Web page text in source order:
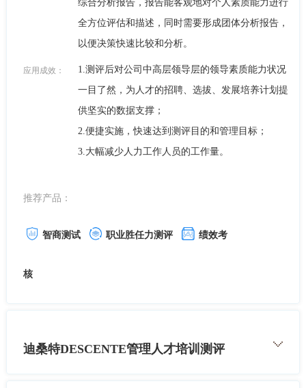
综合分析报告，报告能客观地对个人素质能力进行
全方位评估和描述，同时需要形成团体分析报告，
以便决策快速比较和分析。
应用成效：
1.测评后对公司中高层领导层的领导素质能力状况
一目了然，为人才的招聘、选拔、发展培养计划提
供坚实的数据支撑；
2.便捷实施，快速达到测评目的和管理目标；
3.大幅减少人力工作人员的工作量。
推荐产品：
智商测试 职业胜任力测评 绩效考
核
迪桑特DESCENTE管理人才培训测评